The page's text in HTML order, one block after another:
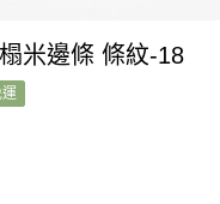
米邊條 條紋-18